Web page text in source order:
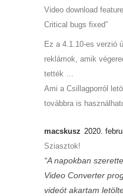
Video download
Critical bugs fixed”
Ez a 4.1.10-es verzió
reklámok, amik
tették …
Ami a Csillagporról
továbbra is
macskusz 2020.
Sziasztok!
“A napokban
Video Converter
videót akartam